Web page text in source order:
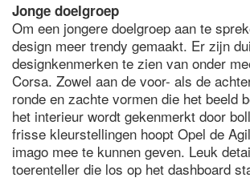
Jonge doelgroep
Om een jongere doelgroep aan te
design meer trendy gemaakt. Er zijn
designkenmerken te zien van onder
Corsa. Zowel aan de voor- als de
ronde en zachte vormen die het beeld
het interieur wordt gekenmerkt door
frisse kleurstellingen hoopt Opel de
imago mee te kunnen geven. Leuk
toerenteller die los op het dashboard